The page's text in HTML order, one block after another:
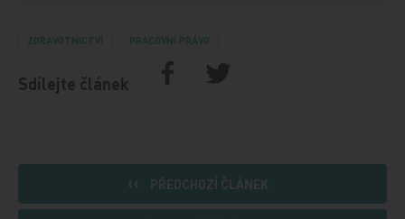
ZDRAVOTNICTVÍ PRACOVNÍ PRÁVO
Sdílejte článek
PŘEDCHOZÍ ČLÁNEK